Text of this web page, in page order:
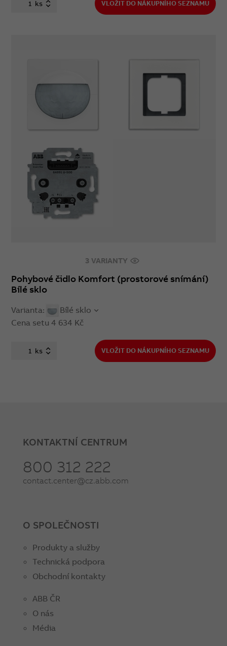
ks VLOŽIT DO NÁKUPNÍHO SEZNAMU
3 VARIANTY
Pohybové čidlo Komfort (prostorové snímání)
Bílé sklo
Varianta:
Bílé sklo
Cena setu4 634 Kč
ks VLOŽIT DO NÁKUPNÍHO SEZNAMU
KONTAKTNÍ CENTRUM
800 312 222
contact.center@cz.abb.com
O SPOLEČNOSTI
Produkty a služby
Technická podpora
Obchodní kontakty
ABB ČR
O nás
Média